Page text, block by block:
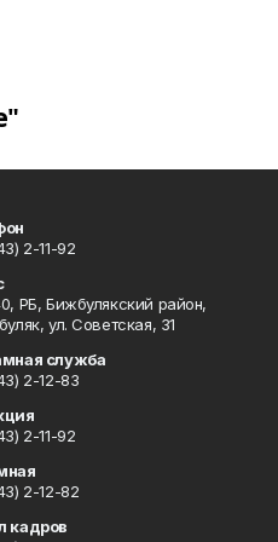
2-11-92
РБ, Бижбулякский район,
ул. Советская, 31
служба
2-12-83
2-11-92
2-12-82
кадров